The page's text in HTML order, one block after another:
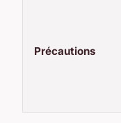
Précautions